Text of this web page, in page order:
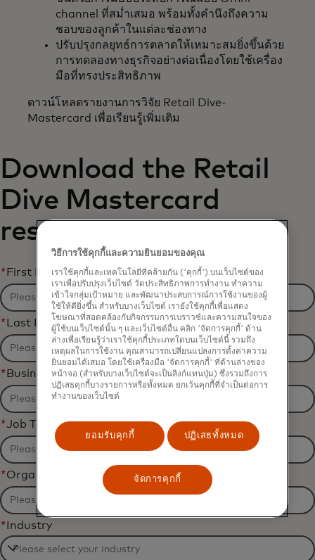
channel ที่สม่ำเสมอ พร้อมทั้งคำนึงถึงความ
ชอบของลูกค้าในแต่ละช่องทาง
ปรับปรุงกลยุทธ์การตลาดให้เหมาะสมยิ่งขึ้นด้วย
การทดลองทางธุรกิจอย่างต่อเนื่องโดยใช้เครื่อง
มือที่ทรงประสิทธิภาพ
ดาวน์โหลดรายงานการวิจัย Retail Dive-
Mastercard เพื่อเรียนรู้เพิ่มเติม
Download the Retail
Dive Mastercard
research report
* First Name
* Last Name
* Business Email Address
*Job Title
*Organization Name
* Industry
วิธีการใช้คุกกี้และความยินยอมของคุณ
เราใช้คุกกี้และเทคโนโลยีที่คล้ายกัน ('คุกกี้') บนเว็บไซต์ของ
เราเพื่อปรับปรุงเว็บไซต์ วัดประสิทธิภาพการทำงาน ทำความ
เข้าใจกลุ่มเป้าหมาย และพัฒนาประสบการณ์การใช้งานของผู้
ใช้ให้ดียิ่งขึ้น สำหรับบางเว็บไซต์ เรายังใช้คุกกี้เพื่อแสดง
โฆษณาที่สอดคล้องกับกิจกรรมการเบราวซ์และความสนใจของ
ผู้ใช้บนเว็บไซต์นั้น ๆ และเว็บไซต์อื่น คลิก 'จัดการคุกกี้' ด้าน
ล่างเพื่อเรียนรู้ว่าเราใช้คุกกี้ประเภทใดบนเว็บไซต์นี้ รวมถึง
เหตุผลในการใช้งาน คุณสามารถเปลี่ยนแปลงการตั้งค่าความ
ยินยอมได้เสมอ โดยใช้เครื่องมือ 'จัดการคุกกี้' ที่ด้านล่างของ
หน้าจอ (สำหรับบางเว็บไซต์จะเป็นลิงก์แทนปุ่ม) ซึ่งรวมถึงการ
ปฏิเสธคุกกี้บางรายการหรือทั้งหมด ยกเว้นคุกกี้ที่จำเป็นต่อการ
ทำงานของเว็บไซต์
ยอมรับคุกกี้ ปฏิเสธทั้งหมด
จัดการคุกกี้